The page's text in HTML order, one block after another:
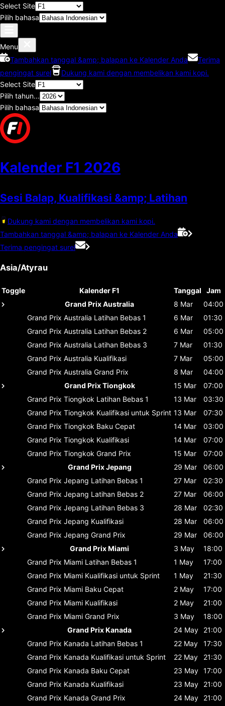
Select Site
Pilih bahasa
Menu
Tambahkan tanggal &amp; balapan ke Kalender Anda
Terima
pengingat surel
Dukung kami dengan membelikan kami kopi.
Select Site
Pilih tahun...
Pilih bahasa
Kalender F1 2026
Sesi Balap, Kualifikasi &amp; Latihan
Dukung kami dengan membelikan kami kopi.
Tambahkan tanggal &amp; balapan ke Kalender Anda
Terima pengingat surel
Asia/Atyrau
Toggle Kalender F1 Tanggal
Jam
Grand Prix Australia
8 Mar
04:00
Grand Prix Australia Latihan Bebas 1 6 Mar
01:30
Grand Prix Australia Latihan Bebas 2 6 Mar
05:00
Grand Prix Australia Latihan Bebas 3 7 Mar
01:30
Grand Prix Australia Kualifikasi 7 Mar
05:00
Grand Prix Australia Grand Prix 8 Mar
04:00
Grand Prix Tiongkok
15 Mar
07:00
Grand Prix Tiongkok Latihan Bebas 1 13 Mar
03:30
Grand Prix Tiongkok Kualifikasi untuk Sprint 13 Mar
07:30
Grand Prix Tiongkok Baku Cepat 14 Mar
03:00
Grand Prix Tiongkok Kualifikasi 14 Mar
07:00
Grand Prix Tiongkok Grand Prix 15 Mar
07:00
Grand Prix Jepang
29 Mar
06:00
Grand Prix Jepang Latihan Bebas 1 27 Mar
02:30
Grand Prix Jepang Latihan Bebas 2 27 Mar
06:00
Grand Prix Jepang Latihan Bebas 3 28 Mar
02:30
Grand Prix Jepang Kualifikasi 28 Mar
06:00
Grand Prix Jepang Grand Prix 29 Mar
06:00
Grand Prix Miami
3 May
18:00
Grand Prix Miami Latihan Bebas 1 1 May
17:00
Grand Prix Miami Kualifikasi untuk Sprint 1 May
21:30
Grand Prix Miami Baku Cepat 2 May
17:00
Grand Prix Miami Kualifikasi 2 May
21:00
Grand Prix Miami Grand Prix 3 May
18:00
Grand Prix Kanada
24 May
21:00
Grand Prix Kanada Latihan Bebas 1 22 May
17:30
Grand Prix Kanada Kualifikasi untuk Sprint 22 May
21:30
Grand Prix Kanada Baku Cepat 23 May 17:00
Grand Prix Kanada Kualifikasi 23 May
21:00
Grand Prix Kanada Grand Prix 24 May
21:00